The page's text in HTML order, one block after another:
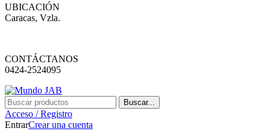
UBICACIÓN
Caracas, Vzla.
CONTÁCTANOS
0424-2524095
Buscar...
Acceso / Registro
EntrarCrear una cuenta